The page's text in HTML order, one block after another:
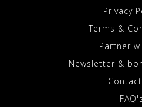
Privacy
Terms &
Partner
Newsletter &
FAQ's